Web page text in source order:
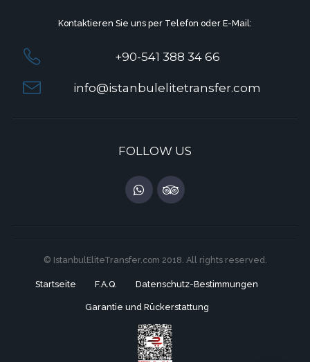
Kontaktieren Sie uns per Telefon oder E-Mail:
+90-541 388 34 66
info@istanbulelitetransfer.com
FOLLOW US
© IstanbulEliteTransfer.com 2018. All rights reserved.
Startseite F.A.Q. Datenschutz-Bestimmungen
Garantie und Rückerstattung